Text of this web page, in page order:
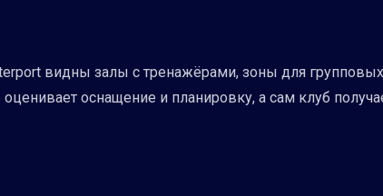
видны залы с тренажёрами, зоны для
оснащение и планировку, а сам клуб